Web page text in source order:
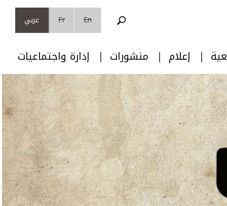
En
Fr عربي
إعلام منشورات إدارة واجتماعيات